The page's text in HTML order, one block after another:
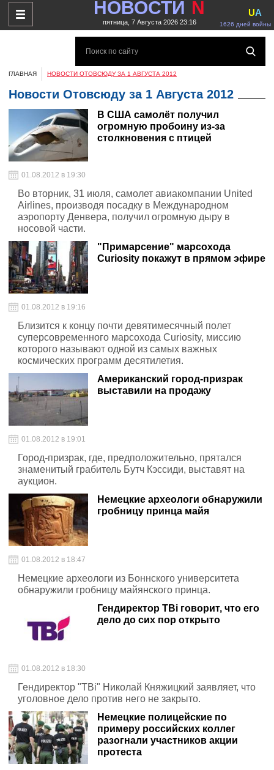
НОВОСТИ N
пятница, 7 Августа 2026 23:16 1626 дней войны
UA
ГЛАВНАЯ НОВОСТИ ОТОВСЮДУ ЗА 1 АВГУСТА 2012
Новости Отовсюду за 1 Августа 2012
В США самолёт получил
огромную пробоину из-за
столкновения с птицей
01.08.2012 в 19:30
Во вторник, 31 июля, самолет авиакомпании United
Airlines, производя посадку в Международном
аэропорту Денвера, получил огромную дыру в
носовой части.
"Примарсение" марсохода
Curiosity покажут в прямом эфире
01.08.2012 в 19:16
Близится к концу почти девятимесячный полет
суперсовременного марсохода Curiosity, миссию
которого называют одной из самых важных
космических программ десятилетия.
Американский город-призрак
выставили на продажу
01.08.2012 в 19:01
Город-призрак, где, предположительно, прятался
знаменитый грабитель Бутч Кэссиди, выставят на
аукцион.
Немецкие археологи обнаружили
гробницу принца майя
01.08.2012 в 18:47
Немецкие археологи из Боннского университета
обнаружили гробницу майянского принца.
Гендиректор ТВі говорит, что его
дело до сих пор открыто
01.08.2012 в 18:30
Гендиректор "ТВі" Николай Княжицкий заявляет, что
уголовное дело против него не закрыто.
Немецкие полицейские по
примеру российских коллег
разогнали участников акции
протеста